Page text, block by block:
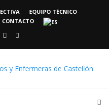
EQUIPO TÉCNICO
CONTACTO